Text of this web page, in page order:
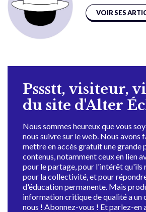
VOIR SES
Pssstt, visiteur,
du site d'Alter
Nous sommes heureux que vous
nous suivre sur le web. Nous avons
mettre en accès gratuit une grande
contenus, notamment ceux en lien
pour le partage, pour l'intérêt qu'ils
pour la collectivité, et pour
d'éducation permanente. Mais
information critique de qualité a un
nous ! Abonnez-vous ! Et parlez-en